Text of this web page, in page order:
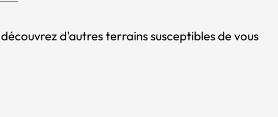
d'autres terrains susceptibles de vous